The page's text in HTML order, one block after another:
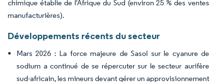
chimique établie de l'Afrique du Sud (environ 25 % des ventes
manufacturières).
Développements récents du secteur
Mars 2026 : La force majeure de Sasol sur le cyanure de
sodium a continué de se répercuter sur le secteur aurifère
sud-africain, les mineurs devant gérer un approvisionnement